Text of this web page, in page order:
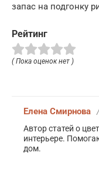
запас на подгонку
Рейтинг
( Пока оценок нет )
Елена Смирнова
Автор статей о
интерьере.
дом.